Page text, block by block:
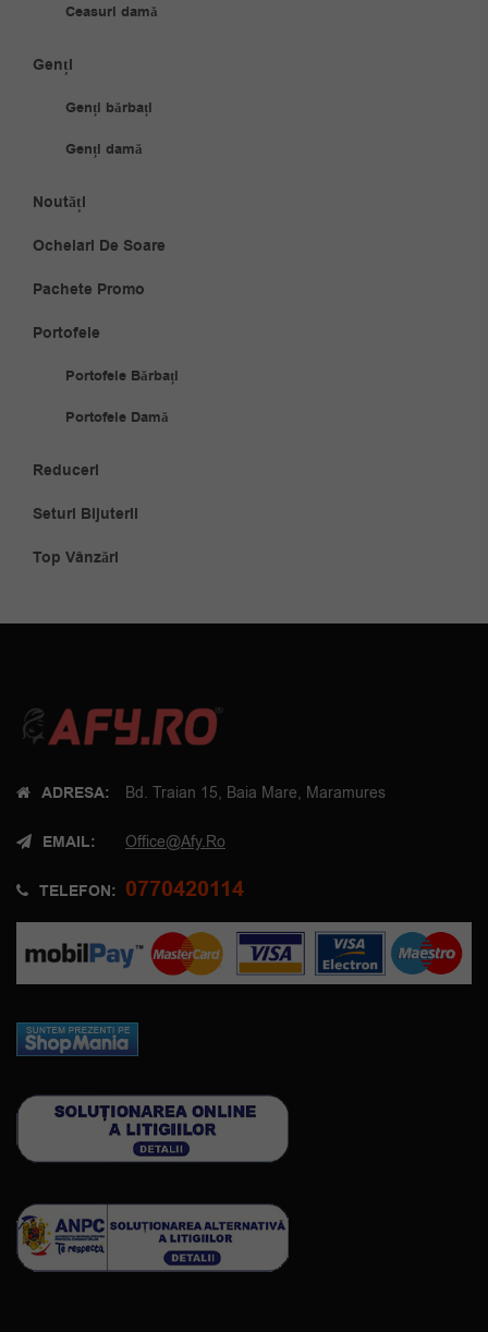
Ceasuri damă
Genți
Genți bărbați
Genți damă
Noutăți
Ochelari De Soare
Pachete Promo
Portofele
Portofele Bărbați
Portofele Damă
Reduceri
Seturi Bijuterii
Top Vânzări
ADRESA: Bd. Traian 15, Baia Mare, Maramures
EMAIL: Office@afy.ro
TELEFON: 0770420114